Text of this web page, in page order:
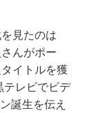
見たのは
さんがポー
イトルを獲
テレビでビデ
誕生を伝え